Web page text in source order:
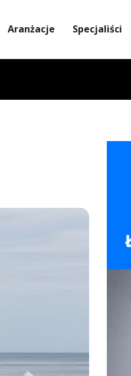
Aranżacje Specjaliści